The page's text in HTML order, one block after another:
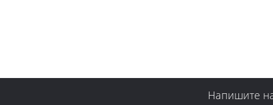
Напишите